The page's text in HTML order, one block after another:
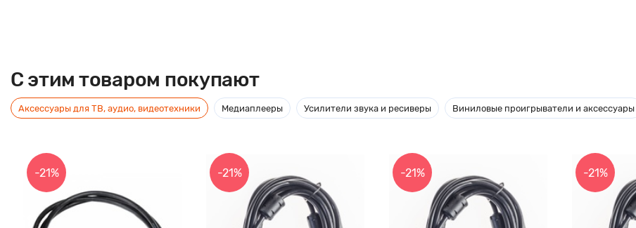
C этим товаром покупают
Аксессуары для ТВ, аудио, видеотехники Медиаплееры Усилители звука и ресиверы Виниловые проигрыватели и аксессуары
-21% -21% -21% -21%